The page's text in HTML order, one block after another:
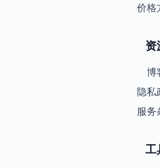
价格
资
博
隐私
服务
工